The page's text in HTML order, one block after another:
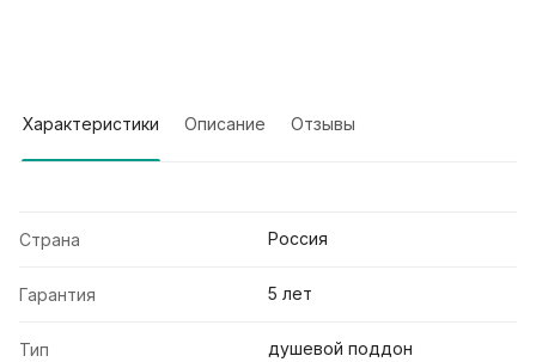
Характеристики Описание Отзывы
Страна Россия
Гарантия 5 лет
Тип душевой поддон